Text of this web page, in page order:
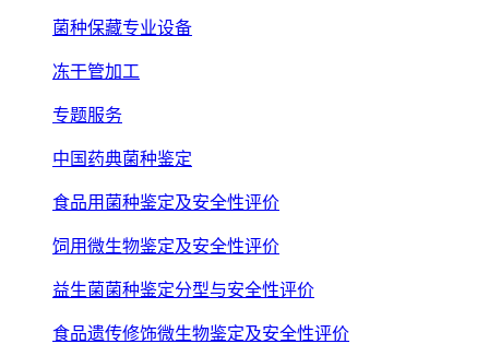
菌种保藏专业设备
冻干管加工
专题服务
中国药典菌种鉴定
食品用菌种鉴定及安全性评价
饲用微生物鉴定及安全性评价
益生菌菌种鉴定分型与安全性评价
食品遗传修饰微生物鉴定及安全性评价